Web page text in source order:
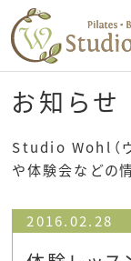
お知らせ
Studio Wohl（ヴ
や体験会などの
2016.02.28